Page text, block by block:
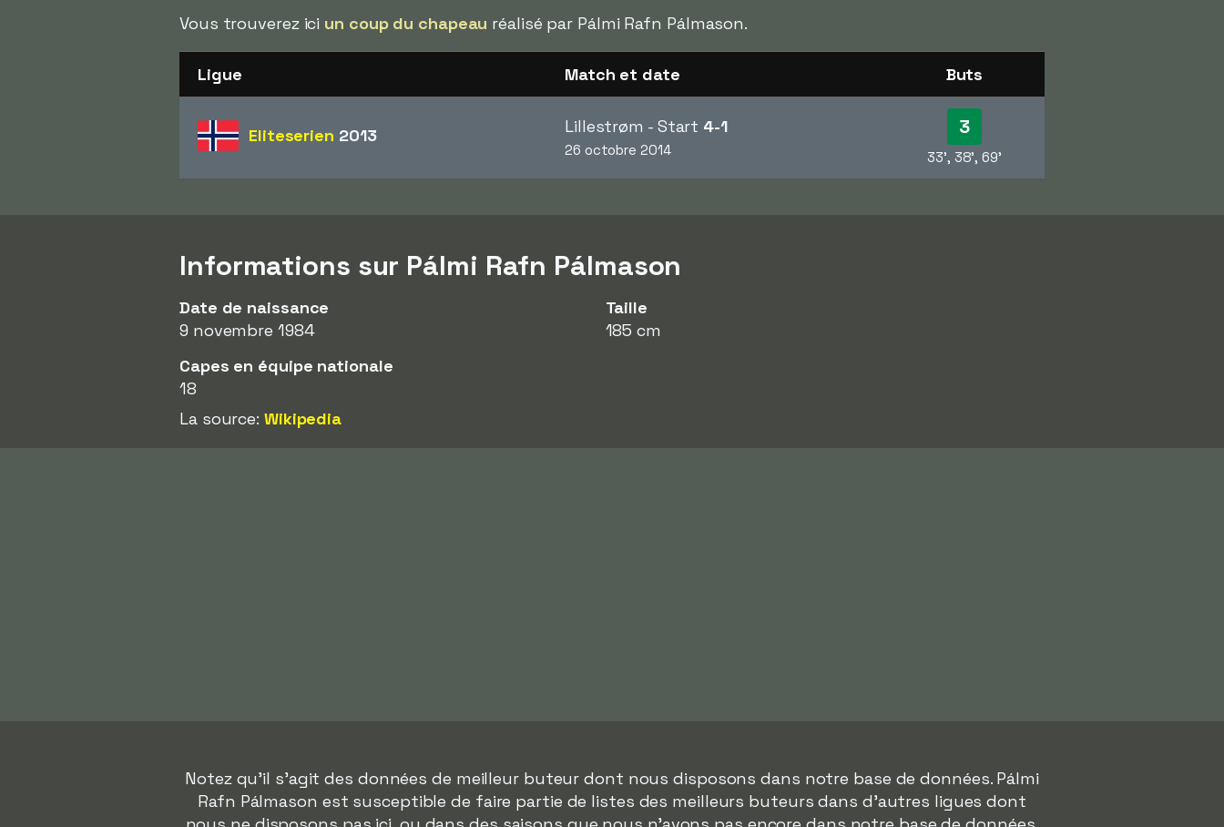
Vous trouverez ici un coup du chapeau réalisé par Pálmi Rafn Pálmason.
Ligue Match et date Buts
Eliteserien 2013 Lillestrøm - Start 4-1
26 octobre 2014
3
33', 38', 69'
Informations sur Pálmi Rafn Pálmason
Date de naissance
9 novembre 1984
Taille
185 cm
Capes en équipe nationale
18
La source: Wikipedia
Notez qu'il s'agit des données de meilleur buteur dont nous disposons dans notre base de données. Pálmi
Rafn Pálmason est susceptible de faire partie de listes des meilleurs buteurs dans d'autres ligues dont